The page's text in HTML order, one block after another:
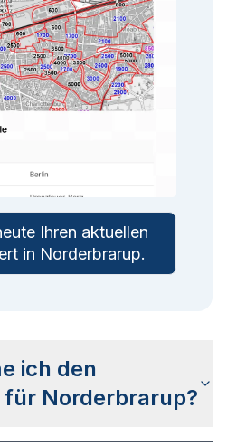
Ihren aktuellen
in Norderbrarup.
ich den
Norderbrarup?